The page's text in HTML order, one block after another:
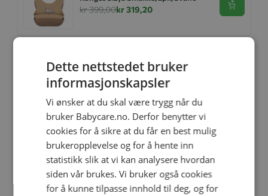
kr 399,00kr 319,20 Se
Strandtelt, Pop-Up, XL, Konges
kr 1 169,00kr 935,20
Strandtelt, Pop-Up, Mini, Konges
Sløjd, Navy Dots
kr 999,00kr 799,20
Dette nettstedet bruker
informasjonskapsler
Vi ønsker at du skal være trygg når du
bruker Babycare.no. Derfor benytter vi
cookies for å sikre at du får en best mulig
brukeropplevelse og for å hente inn
statistikk slik at vi kan analysere hvordan
siden vår brukes. Vi bruker også cookies
for å kunne tilpasse innhold til deg, og for